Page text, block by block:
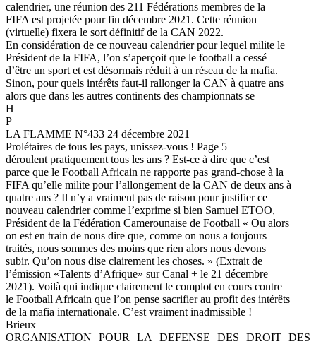
calendrier, une réunion des 211 Fédérations membres de la
FIFA est projetée pour fin décembre 2021. Cette réunion
(virtuelle) fixera le sort définitif de la CAN 2022.
En considération de ce nouveau calendrier pour lequel milite le
Président de la FIFA, l’on s’aperçoit que le football a cessé
d’être un sport et est désormais réduit à un réseau de la mafia.
Sinon, pour quels intérêts faut-il rallonger la CAN à quatre ans
alors que dans les autres continents des championnats se
H
P
LA FLAMME N°433 24 décembre 2021
Prolétaires de tous les pays, unissez-vous ! Page 5
déroulent pratiquement tous les ans ? Est-ce à dire que c’est
parce que le Football Africain ne rapporte pas grand-chose à la
FIFA qu’elle milite pour l’allongement de la CAN de deux ans à
quatre ans ? Il n’y a vraiment pas de raison pour justifier ce
nouveau calendrier comme l’exprime si bien Samuel ETOO,
Président de la Fédération Camerounaise de Football « Ou alors
on est en train de nous dire que, comme on nous a toujours
traités, nous sommes des moins que rien alors nous devons
subir. Qu’on nous dise clairement les choses. » (Extrait de
l’émission «Talents d’Afrique» sur Canal + le 21 décembre
2021). Voilà qui indique clairement le complot en cours contre
le Football Africain que l’on pense sacrifier au profit des intérêts
de la mafia internationale. C’est vraiment inadmissible !
Brieux
ORGANISATION POUR LA DEFENSE DES DROIT DES